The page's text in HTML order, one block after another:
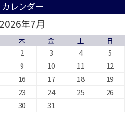
カレンダー
2026年7月
木 金 土 日
2 3 4
5
9 10 11
12
16 17 18
19
23 24 25
26
30 31